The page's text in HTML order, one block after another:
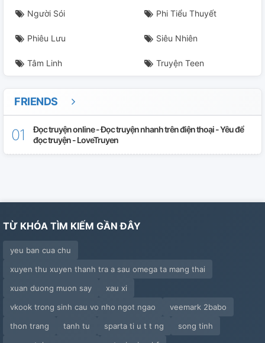
Người Sói Phi Tiểu Thuyết
Phiêu Lưu Siêu Nhiên
Tâm Linh Truyện Teen
FRIENDS
Đọc truyện online - Đọc truyện nhanh trên điện thoại - Yêu để
đọc truyện - LoveTruyen
TỪ KHÓA TÌM KIẾM GẦN ĐÂY
yeu ban cua chu
xuyen thu xuyen thanh tra a sau omega ta mang thai
xuan duong muon say
xau xi
vkook trong sinh cau vo nho ngot ngao
veemark 2babo
thon trang
tanh tu sparta ti u t t ng
song tinh